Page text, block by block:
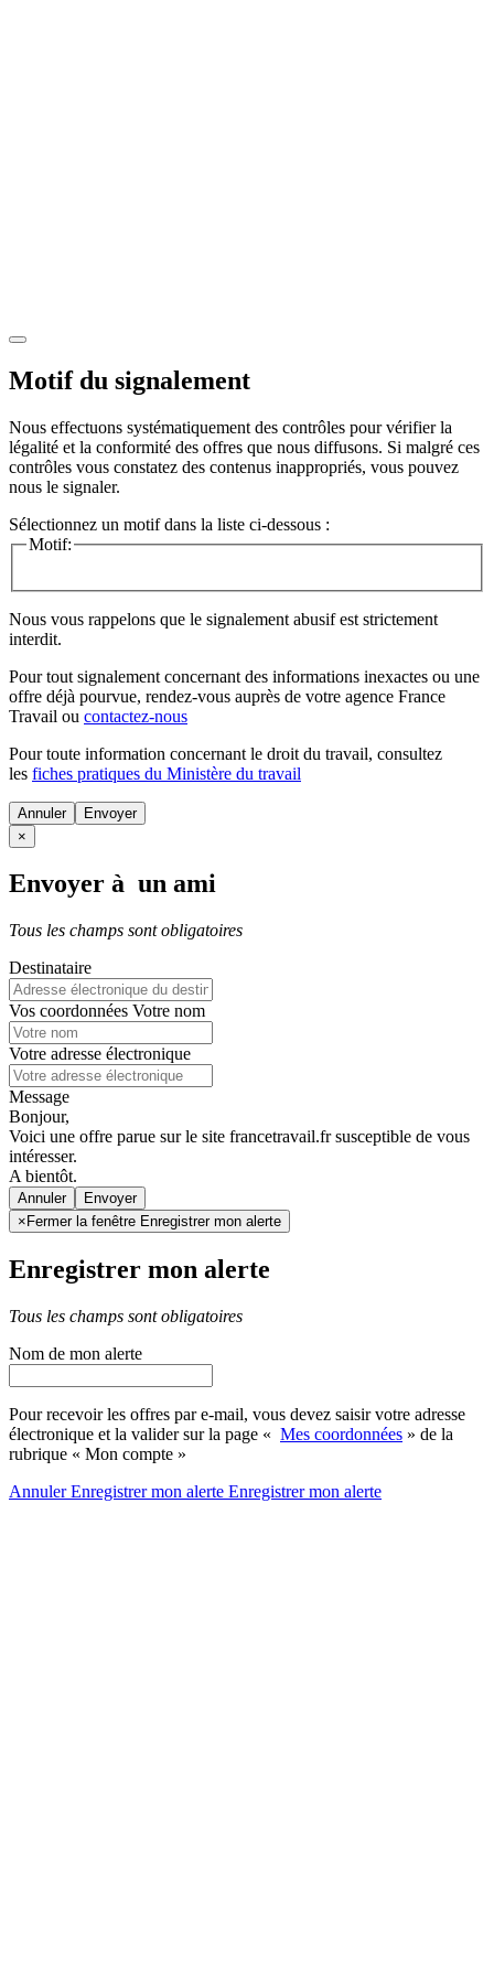
Motif du signalement
Nous effectuons systématiquement des contrôles pour vérifier la
légalité et la conformité des offres que nous diffusons. Si malgré ces
contrôles vous constatez des contenus inappropriés, vous pouvez
nous le signaler.
Sélectionnez un motif dans la liste ci-dessous :
Motif:
Nous vous rappelons que le signalement abusif est strictement
interdit.
Pour tout signalement concernant des informations inexactes ou une
offre déjà pourvue, rendez-vous auprès de votre agence France
Travail ou contactez-nous
Pour toute information concernant le droit du travail, consultez
les fiches pratiques du Ministère du travail
Annuler
×
Envoyer à un ami
Tous les champs sont obligatoires
Destinataire
Vos coordonnées Votre nom
Votre adresse électronique
Message
Bonjour,
Voici une offre parue sur le site francetravail.fr susceptible de vous
intéresser.
A bientôt.
Annuler
× Fermer la fenêtre Enregistrer mon alerte
Enregistrer mon alerte
Tous les champs sont obligatoires
Nom de mon alerte
Pour recevoir les offres par e-mail, vous devez saisir votre adresse
électronique et la valider sur la page « Mes coordonnées » de la
rubrique « Mon compte »
AnnulerEnregistrer mon alerte Enregistrermon alerte